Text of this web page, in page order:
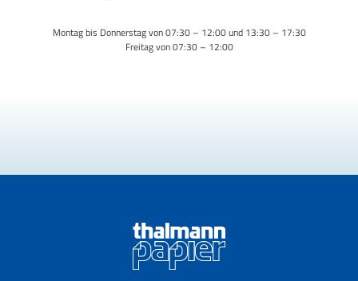
Montag bis Donnerstag von 07:30 – 12:00 und 13:30 – 17:30
Freitag von 07:30 – 12:00